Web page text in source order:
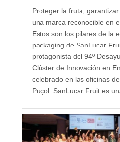
Proteger la fruta,
una marca reconocible en
Estos son los pilares de la
packaging de SanLucar
protagonista del 94º
Clúster de Innovación en
celebrado en las oficinas
Puçol. SanLucar Fruit es